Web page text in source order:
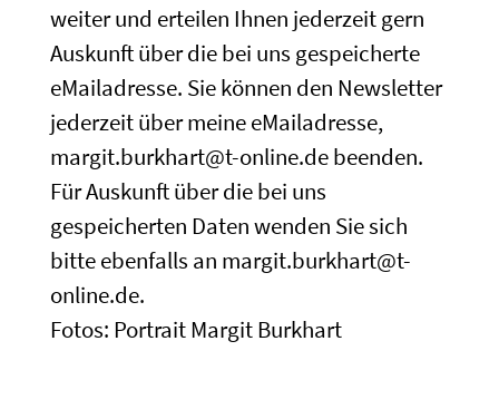
weiter und erteilen Ihnen jederzeit gern
Auskunft über die bei uns gespeicherte
eMailadresse. Sie können den Newsletter
jederzeit über meine eMailadresse,
margit.burkhart@t-online.de beenden.
Für Auskunft über die bei uns
gespeicherten Daten wenden Sie sich
bitte ebenfalls an margit.burkhart@t-
online.de.
Fotos: Portrait Margit Burkhart